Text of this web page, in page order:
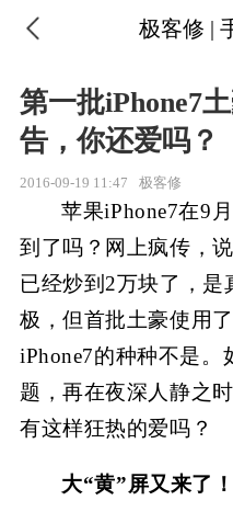
极客修 |
第一批iPhone7
告，你还爱吗？
2016-09-19 11:47 极客修
苹果iPhone7在9
到了吗？网上疯传，
已经炒到2万块了，是
极，但首批土豪使用
iPhone7的种种不是。
题，再在夜深人静之
有这样狂热的爱吗？
大“黄”屏又来了！